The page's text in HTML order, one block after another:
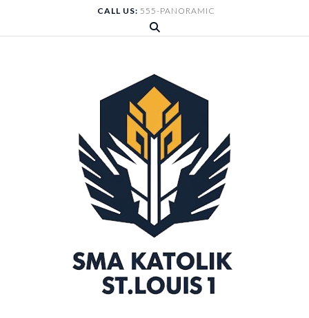
content
CALL US: 555-PANORAMIC